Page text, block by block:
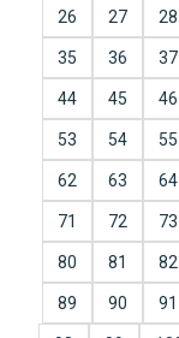
26 27 28
35 36 37
44 45 46
53 54 55
62 63 64
71 72 73
80 81 82
89 90 91